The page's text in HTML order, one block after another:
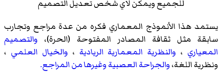
للجميع ويمكن لاي شخص تعديل التصميم
يستمد هذا الأنموذج المعماري فكره من عدة مراجع وتجارب
سابقة مثل ثقافة المصادر المفتوحة (الحرة)، والتصميم
المعياري ، والنظرية المعمارية الريادية ، والخيال العلمي ،
ونظرية اللغة،والجراحة العصبية وغيرها من المراجع.